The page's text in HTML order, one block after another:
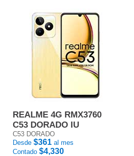
REALME 4G RMX3760
C53 DORADO IU
C53 DORADO
Desde $361 al mes
Contado $4,330